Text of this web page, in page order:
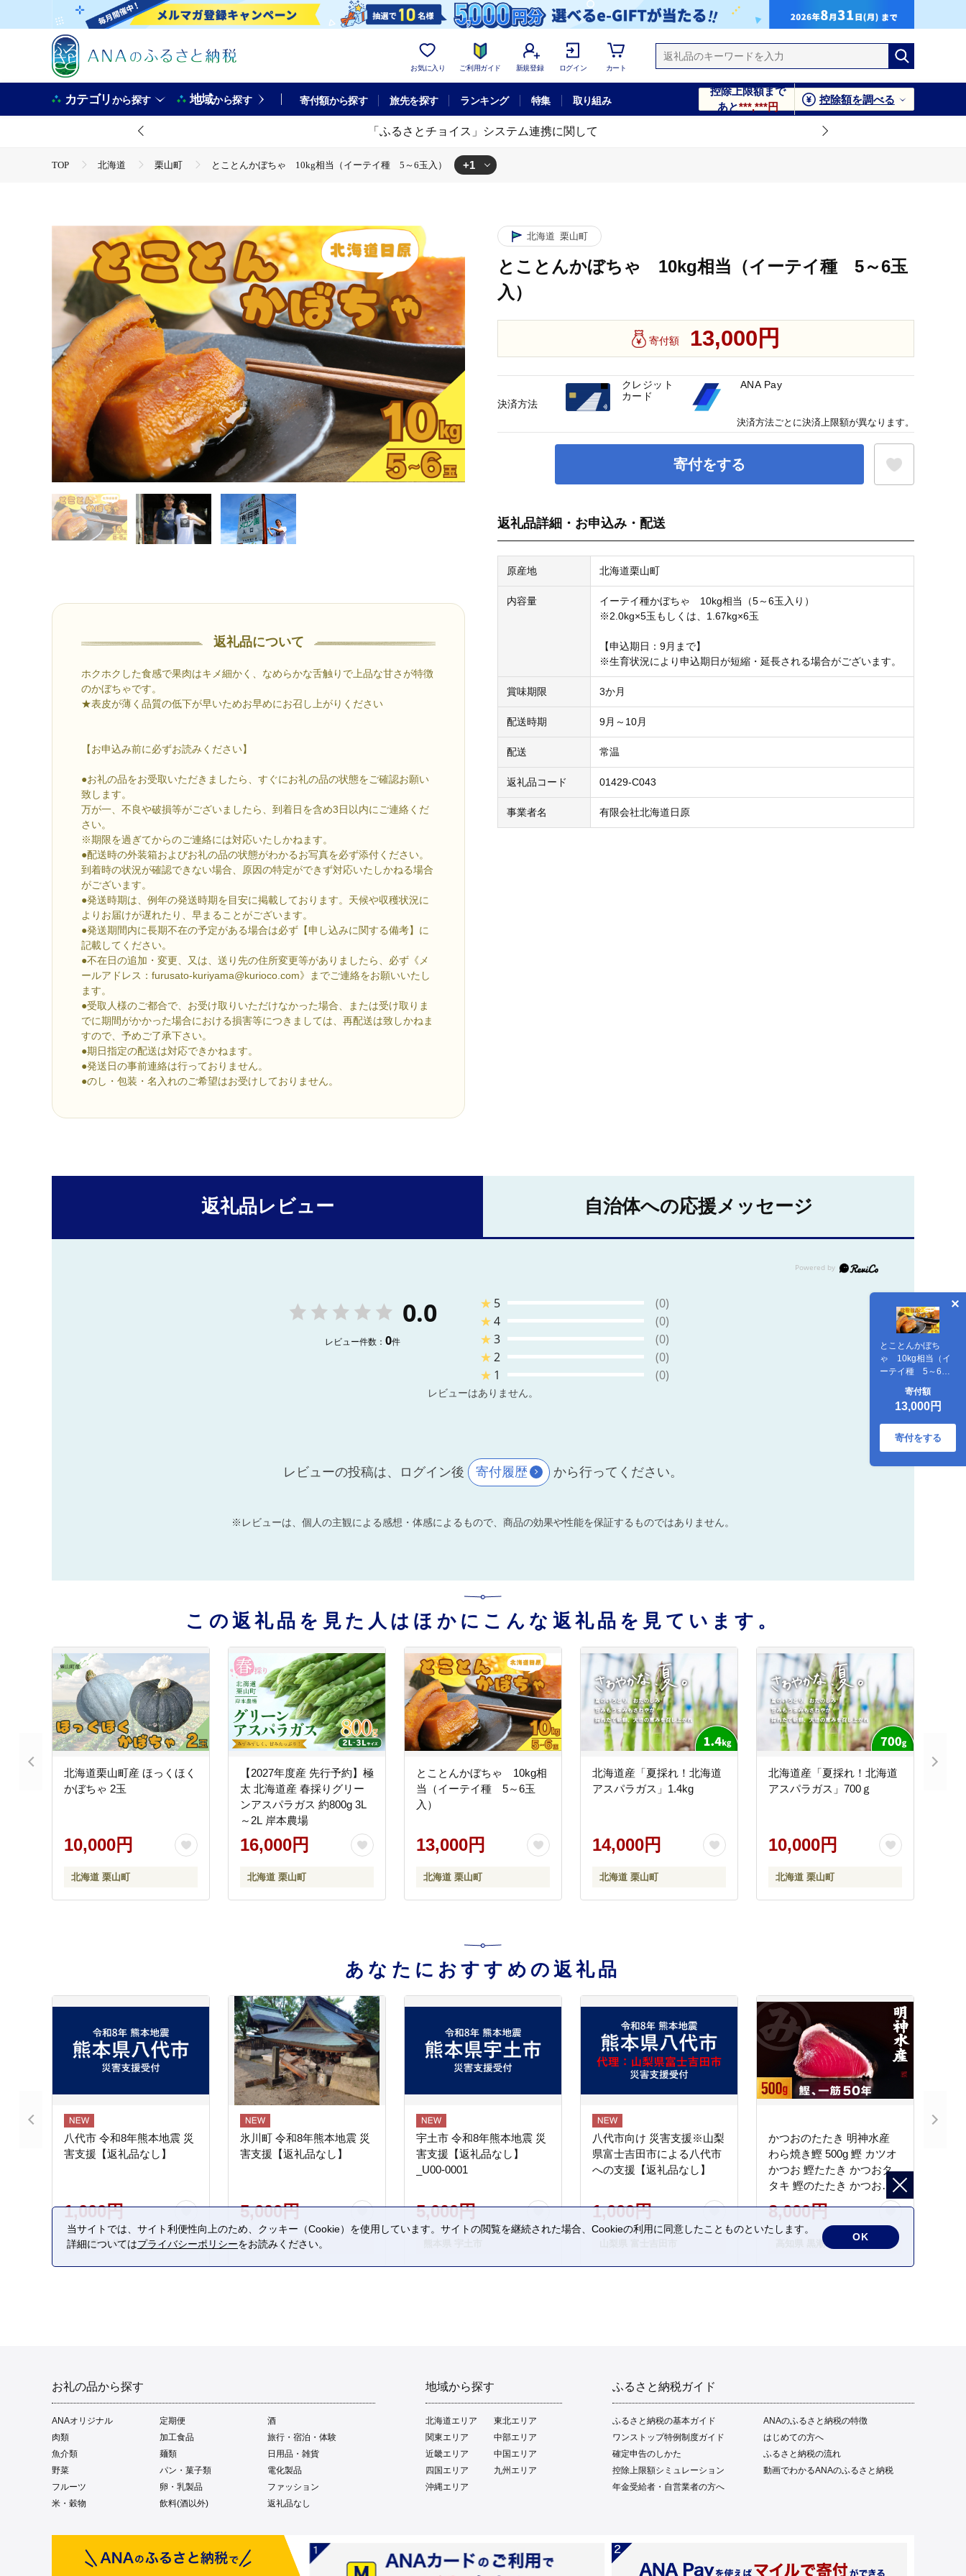
お気に入り ご利用ガイド 新規登録 ログイン カート
カテゴリから探す 地域から探す 寄付額から探す 旅先を探す ランキング 特集 取り組み
控除上限額まで
あと***,***円
控除額を調べる
「ふるさとチョイス」システム連携に関して
TOP 北海道 栗山町 とことんかぼちゃ 10kg相当（イーテイ種 5～6玉入） +1
返礼品について
ホクホクした食感で果肉はキメ細かく、なめらかな舌触りで上品な甘さが特徴
のかぼちゃです。
★表皮が薄く品質の低下が早いためお早めにお召し上がりください
【お申込み前に必ずお読みください】
●お礼の品をお受取いただきましたら、すぐにお礼の品の状態をご確認お願い
致します。
万が一、不良や破損等がございましたら、到着日を含め3日以内にご連絡くだ
さい。
※期限を過ぎてからのご連絡には対応いたしかねます。
●配送時の外装箱およびお礼の品の状態がわかるお写真を必ず添付ください。
到着時の状況が確認できない場合、原因の特定ができず対応いたしかねる場合
がございます。
●発送時期は、例年の発送時期を目安に掲載しております。天候や収穫状況に
よりお届けが遅れたり、早まることがございます。
●発送期間内に長期不在の予定がある場合は必ず【申し込みに関する備考】に
記載してください。
●不在日の追加・変更、又は、送り先の住所変更等がありましたら、必ず《メ
ールアドレス：furusato-kuriyama@kurioco.com》までご連絡をお願いいたし
ます。
●受取人様のご都合で、お受け取りいただけなかった場合、または受け取りま
でに期間がかかった場合における損害等につきましては、再配送は致しかねま
すので、予めご了承下さい。
●期日指定の配送は対応できかねます。
●発送日の事前連絡は行っておりません。
●のし・包装・名入れのご希望はお受けしておりません。
北海道 栗山町
とことんかぼちゃ 10kg相当（イーテイ種 5～6玉
入）
寄付額 13,000円
寄付をする
とことんかぼち
ゃ 10kg相当（イ
ーテイ種 5～6玉
寄付額
13,000円
寄付をする
返礼品詳細・お申込み・配送
原産地 北海道栗山町
内容量
イーテイ種かぼちゃ 10kg相当（5～6玉入り）
※2.0kg×5玉もしくは、1.67kg×6玉
【申込期日：9月まで】
※生育状況により申込期日が短縮・延長される場合がございます。
賞味期限 3か月
配送時期 9月～10月
配送 常温
返礼品コード 01429-C043
事業者名 有限会社北海道日原
決済方法
クレジット
カード
ANA Pay
決済方法ごとに決済上限額が異なります。
返礼品レビュー 自治体への応援メッセージ
0.0
レビュー件数： 0件
★ 5
(0)
★4
(0)
★3
(0)
★2
(0)
★ 1 (0)
レビューはありません。
レビューの投稿は、ログイン後 寄付履歴 から行ってください。
※レビューは、個人の主観による感想・体感によるもので、商品の効果や性能を保証するものではありません。
この返礼品を見た人はほかにこんな返礼品を見ています。
北海道栗山町産 ほっくほく
かぼちゃ 2玉
10,000円
北海道 栗山町
【2027年度産 先行予約】極
太 北海道産 春採りグリー
ンアスパラガス 約800g 3L
～2L 岸本農場
16,000円
北海道 栗山町
とことんかぼちゃ 10kg相
当（イーテイ種 5～6玉
入）
13,000円
北海道 栗山町
北海道産「夏採れ！北海道
アスパラガス」1.4kg
14,000円
北海道 栗山町
北海道産「夏採れ！北海道
アスパラガス」700ｇ
10,000円
北海道 栗山町
あなたにおすすめの返礼品
八代市 令和8年熊本地震 災
害支援【返礼品なし】
1,000円
熊本県 八代市
氷川町 令和8年熊本地震 災
害支援【返礼品なし】
5,000円
熊本県 氷川町
宇土市 令和8年熊本地震 災
害支援【返礼品なし】
_U00-0001
5,000円
八代市向け 災害支援※山梨
県富士吉田市による八代市
への支援【返礼品なし】
1,000円
かつおのたたき 明神水産
わら焼き鰹 500g 鰹 カツオ
かつお 鰹たたき かつおタ
タキ 鰹のたたき かつおの
タタキ 藁焼き わら焼き 魚
さかな 海鮮 刺身 お刺身 冷
凍 ご家庭用 グルメ 特産品
ご当地 本場 高知 黒潮町 ギ
フト 贈答品 人気 返礼品 ふ
8,000円
高知県 黒潮町
お礼の品から探す
ANAオリジナル 定期便
酒
肉類
加工食品
旅行・宿泊・体験
魚介類
麺類
日用品・雑貨
野菜
パン・菓子類
電化製品
フルーツ
卵・乳製品
ファッション
米・穀物
飲料(酒以外) 返礼品なし
地域から探す
北海道エリア
東北エリア
関東エリア
中部エリア
近畿エリア
中国エリア
四国エリア
九州エリア
沖縄エリア
ふるさと納税ガイド
ふるさと納税の基本ガイド
ANAのふるさと納税の特徴
ワンストップ特例制度ガイド
はじめての方へ
確定申告のしかた
ふるさと納税の流れ
控除上限額シミュレーション
動画でわかるANAのふるさと納税
年金受給者・自営業者の方へ
当サイトでは、サイト利便性向上のため、クッキー（Cookie）を使用しています。サイトの閲覧を継続された場合、Cookieの利用に同意したことものといたします。
詳細についてはプライバシーポリシーをお読みください。
OK